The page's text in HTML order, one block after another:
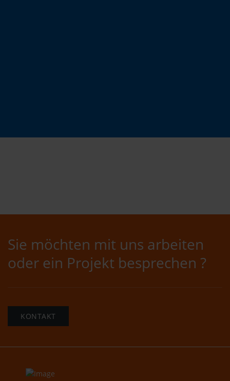
Sie möchten mit uns arbeiten
oder ein Projekt besprechen ?
KONTAKT